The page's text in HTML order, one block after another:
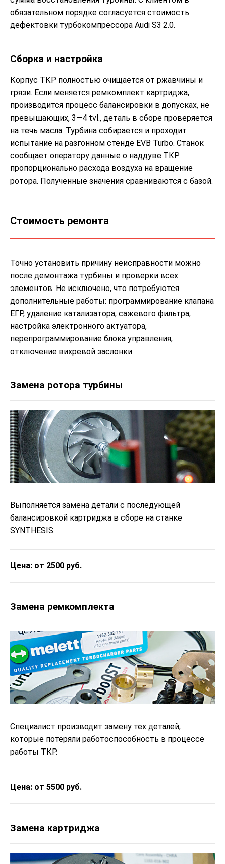
обязательном порядке согласуется стоимость
дефектовки турбокомпрессора Audi S3 2.0.
Сборка и настройка
Корпус ТКР полностью очищается от ржавчины и
грязи. Если меняется ремкомплект картриджа,
производится процесс балансировки в допусках, не
превышающих, 3—4 tvl., деталь в сборе проверяется
на течь масла. Турбина собирается и проходит
испытание на разгонном стенде EVB Turbo. Станок
сообщает оператору данные о наддуве ТКР
пропорционально расхода воздуха на вращение
ротора. Полученные значения сравниваются с базой.
Стоимость ремонта
Точно установить причину неисправности можно
после демонтажа турбины и проверки всех
элементов. Не исключено, что потребуются
дополнительные работы: программирование клапана
ЕГР, удаление катализатора, сажевого фильтра,
настройка электронного актуатора,
перепрограммирование блока управления,
отключение вихревой заслонки.
Замена ротора турбины
Выполняется замена детали с последующей
балансировкой картриджа в сборе на станке
SYNTHESIS.
Цена: от 2500 руб.
Замена ремкомплекта
Специалист производит замену тех деталей,
которые потеряли работоспособность в процессе
работы ТКР.
Цена: от 5500 руб.
Замена картриджа